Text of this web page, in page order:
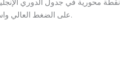
على الضغط العالي واستغلال الأخطاء، بينما يعتمد تشيلسي على التنظيم الدفاعي والهجمات المرتدة السريعة.